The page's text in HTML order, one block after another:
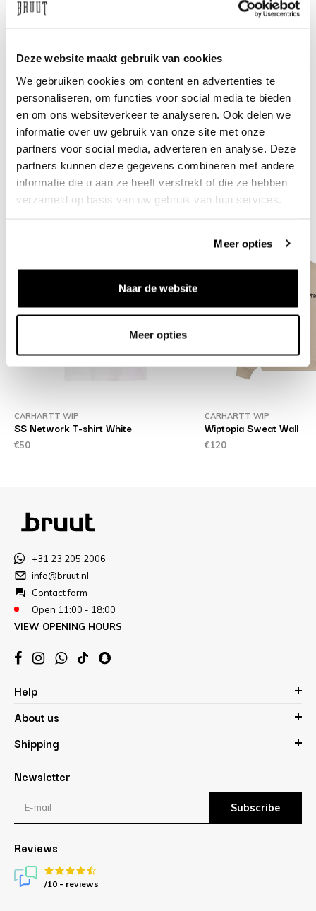
Deze website maakt gebruik van cookies
We gebruiken cookies om content en advertenties te
personaliseren, om functies voor social media te bieden
en om ons websiteverkeer te analyseren. Ook delen we
informatie over uw gebruik van onze site met onze
partners voor social media, adverteren en analyse. Deze
partners kunnen deze gegevens combineren met andere
informatie die u aan ze heeft verstrekt of die ze hebben
verzameld op basis van uw gebruik van hun services.
Meer opties
Naar de website
Meer opties
Need help?We're glad to help
info@bruut.nl Live chat Whatsapp
About this product
Shipment and returns
Related products
CARHARTT WIP
SS Network T-shirt White
€50
CARHARTT WIP
Wiptopia Sweat Wall
€120
+31 23 205 2006
info@bruut.nl
Contact form
Open 11:00 - 18:00
VIEW OPENING HOURS
Help
About us
Shipping
Newsletter
Subscribe
Reviews
/10 - reviews